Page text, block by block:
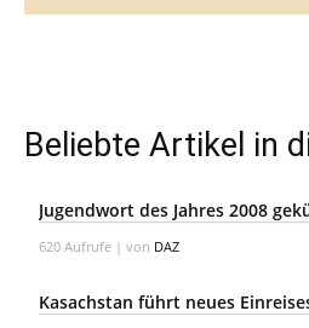
Beliebte Artikel in
Jugendwort des Jahres 2008
620 Aufrufe | von DAZ
Kasachstan führt neues